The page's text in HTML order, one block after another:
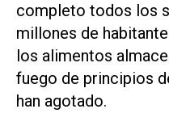
completo todos los
millones de
los alimentos
fuego de principios
han agotado.